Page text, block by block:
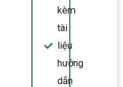
kèm
tài
liệu
hướng
dẫn